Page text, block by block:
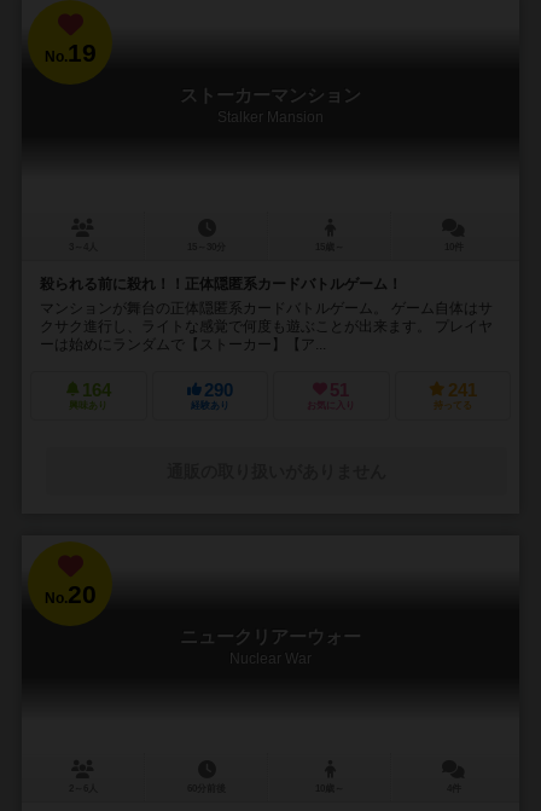
No.19
ストーカーマンション
Stalker Mansion
殺られる前に殺れ！！正体隠匿系カードバトルゲーム！
マンションが舞台の正体隠匿系カードバトルゲーム。 ゲーム自体はサ
クサク進行し、ライトな感覚で何度も遊ぶことが出来ます。 プレイヤ
ーは始めにランダムで【ストーカー】【ア...
164
興味あり
290
経験あり
51
お気に入り
241
持ってる
No.20
ニュークリアーウォー
Nuclear War